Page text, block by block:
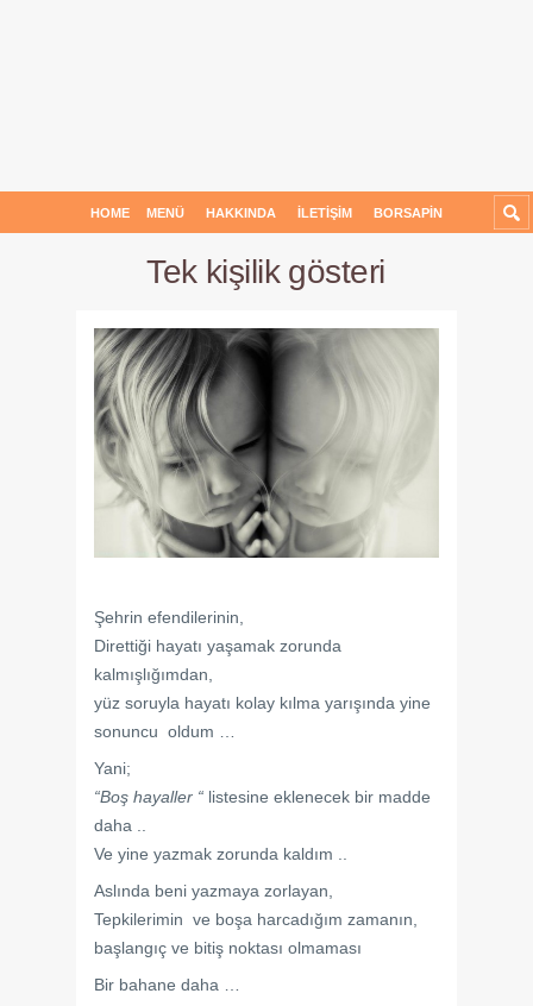
HOME MENÜ HAKKINDA İLETIŞIM BORSAPIN
Tek kişilik gösteri
Şehrin efendilerinin,
Direttiği hayatı yaşamak zorunda
kalmışlığımdan,
yüz soruyla hayatı kolay kılma yarışında yine
sonuncu oldum …
Yani;
“Boş hayaller “ listesine eklenecek bir madde
daha ..
Ve yine yazmak zorunda kaldım ..
Aslında beni yazmaya zorlayan,
Tepkilerimin ve boşa harcadığım zamanın,
başlangıç ve bitiş noktası olmaması
Bir bahane daha …